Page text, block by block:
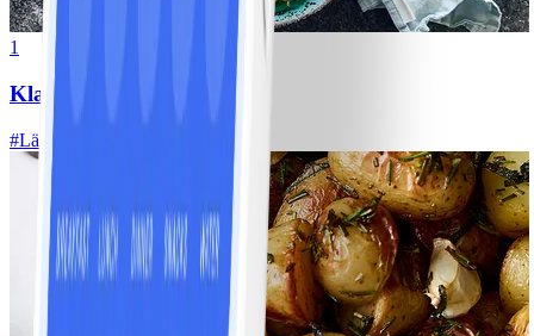
1
Klassisk vitkålssallad
#Lätt 20 MIN